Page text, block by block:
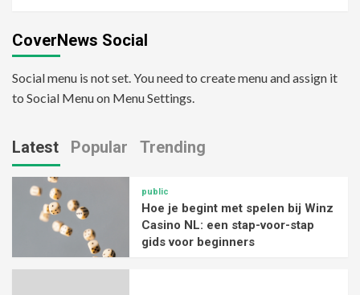
CoverNews Social
Social menu is not set. You need to create menu and assign it
to Social Menu on Menu Settings.
Latest Popular Trending
public
Hoe je begint met spelen bij Winz
Casino NL: een stap-voor-stap
gids voor beginners